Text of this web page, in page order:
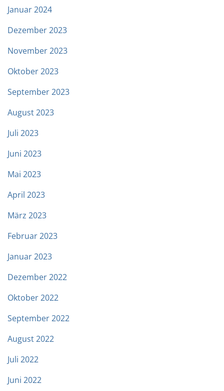
Januar 2024
Dezember 2023
November 2023
Oktober 2023
September 2023
August 2023
Juli 2023
Juni 2023
Mai 2023
April 2023
März 2023
Februar 2023
Januar 2023
Dezember 2022
Oktober 2022
September 2022
August 2022
Juli 2022
Juni 2022